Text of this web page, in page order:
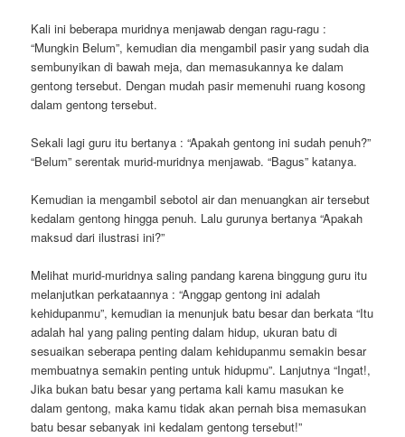
Kali ini beberapa muridnya menjawab dengan ragu-ragu :
“Mungkin Belum”, kemudian dia mengambil pasir yang sudah dia
sembunyikan di bawah meja, dan memasukannya ke dalam
gentong tersebut. Dengan mudah pasir memenuhi ruang kosong
dalam gentong tersebut.
Sekali lagi guru itu bertanya : “Apakah gentong ini sudah penuh?”
“Belum” serentak murid-muridnya menjawab. “Bagus” katanya.
Kemudian ia mengambil sebotol air dan menuangkan air tersebut
kedalam gentong hingga penuh. Lalu gurunya bertanya “Apakah
maksud dari ilustrasi ini?”
Melihat murid-muridnya saling pandang karena binggung guru itu
melanjutkan perkataannya : “Anggap gentong ini adalah
kehidupanmu”, kemudian ia menunjuk batu besar dan berkata “Itu
adalah hal yang paling penting dalam hidup, ukuran batu di
sesuaikan seberapa penting dalam kehidupanmu semakin besar
membuatnya semakin penting untuk hidupmu”. Lanjutnya “Ingat!,
Jika bukan batu besar yang pertama kali kamu masukan ke
dalam gentong, maka kamu tidak akan pernah bisa memasukan
batu besar sebanyak ini kedalam gentong tersebut!”